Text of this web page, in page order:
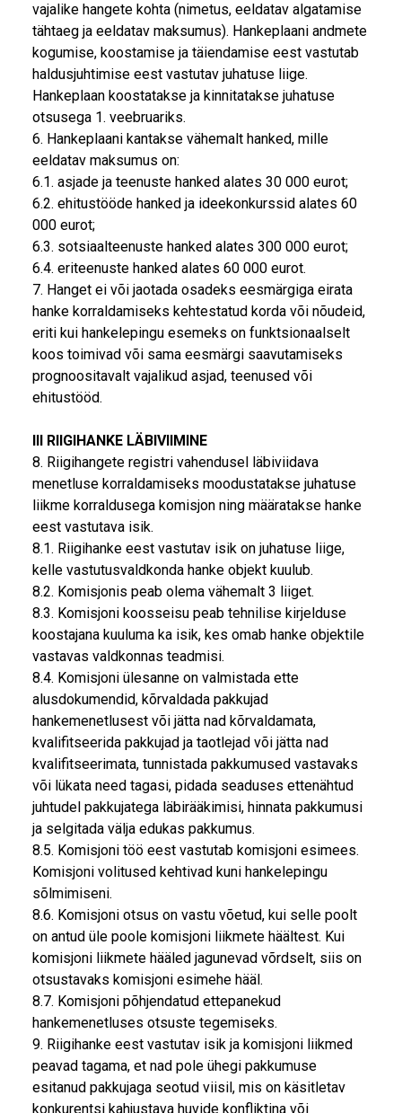
vajalike hangete kohta (nimetus, eeldatav algatamise
tähtaeg ja eeldatav maksumus). Hankeplaani andmete
kogumise, koostamise ja täiendamise eest vastutab
haldusjuhtimise eest vastutav juhatuse liige.
Hankeplaan koostatakse ja kinnitatakse juhatuse
otsusega 1. veebruariks.
6. Hankeplaani kantakse vähemalt hanked, mille
eeldatav maksumus on:
6.1. asjade ja teenuste hanked alates 30 000 eurot;
6.2. ehitustööde hanked ja ideekonkurssid alates 60
000 eurot;
6.3. sotsiaalteenuste hanked alates 300 000 eurot;
6.4. eriteenuste hanked alates 60 000 eurot.
7. Hanget ei või jaotada osadeks eesmärgiga eirata
hanke korraldamiseks kehtestatud korda või nõudeid,
eriti kui hankelepingu esemeks on funktsionaalselt
koos toimivad või sama eesmärgi saavutamiseks
prognoositavalt vajalikud asjad, teenused või
ehitustööd.
III RIIGIHANKE LÄBIVIIMINE
8. Riigihangete registri vahendusel läbiviidava
menetluse korraldamiseks moodustatakse juhatuse
liikme korraldusega komisjon ning määratakse hanke
eest vastutava isik.
8.1. Riigihanke eest vastutav isik on juhatuse liige,
kelle vastutusvaldkonda hanke objekt kuulub.
8.2. Komisjonis peab olema vähemalt 3 liiget.
8.3. Komisjoni koosseisu peab tehnilise kirjelduse
koostajana kuuluma ka isik, kes omab hanke objektile
vastavas valdkonnas teadmisi.
8.4. Komisjoni ülesanne on valmistada ette
alusdokumendid, kõrvaldada pakkujad
hankemenetlusest või jätta nad kõrvaldamata,
kvalifitseerida pakkujad ja taotlejad või jätta nad
kvalifitseerimata, tunnistada pakkumused vastavaks
või lükata need tagasi, pidada seaduses ettenähtud
juhtudel pakkujatega läbirääkimisi, hinnata pakkumusi
ja selgitada välja edukas pakkumus.
8.5. Komisjoni töö eest vastutab komisjoni esimees.
Komisjoni volitused kehtivad kuni hankelepingu
sõlmimiseni.
8.6. Komisjoni otsus on vastu võetud, kui selle poolt
on antud üle poole komisjoni liikmete häältest. Kui
komisjoni liikmete hääled jagunevad võrdselt, siis on
otsustavaks komisjoni esimehe hääl.
8.7. Komisjoni põhjendatud ettepanekud
hankemenetluses otsuste tegemiseks.
9. Riigihanke eest vastutav isik ja komisjoni liikmed
peavad tagama, et nad pole ühegi pakkumuse
esitanud pakkujaga seotud viisil, mis on käsitletav
konkurentsi kahjustava huvide konfliktina või